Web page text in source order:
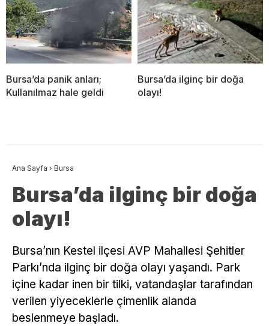
Bursa’da panik anları;
Kullanılmaz hale geldi
Bursa’da ilginç bir doğa
olayı!
Ana Sayfa › Bursa
Bursa’da ilginç bir doğa
olayı!
Bursa’nın Kestel ilçesi AVP Mahallesi Şehitler
Parkı’nda ilginç bir doğa olayı yaşandı. Park
içine kadar inen bir tilki, vatandaşlar tarafından
verilen yiyeceklerle çimenlik alanda
beslenmeye başladı.